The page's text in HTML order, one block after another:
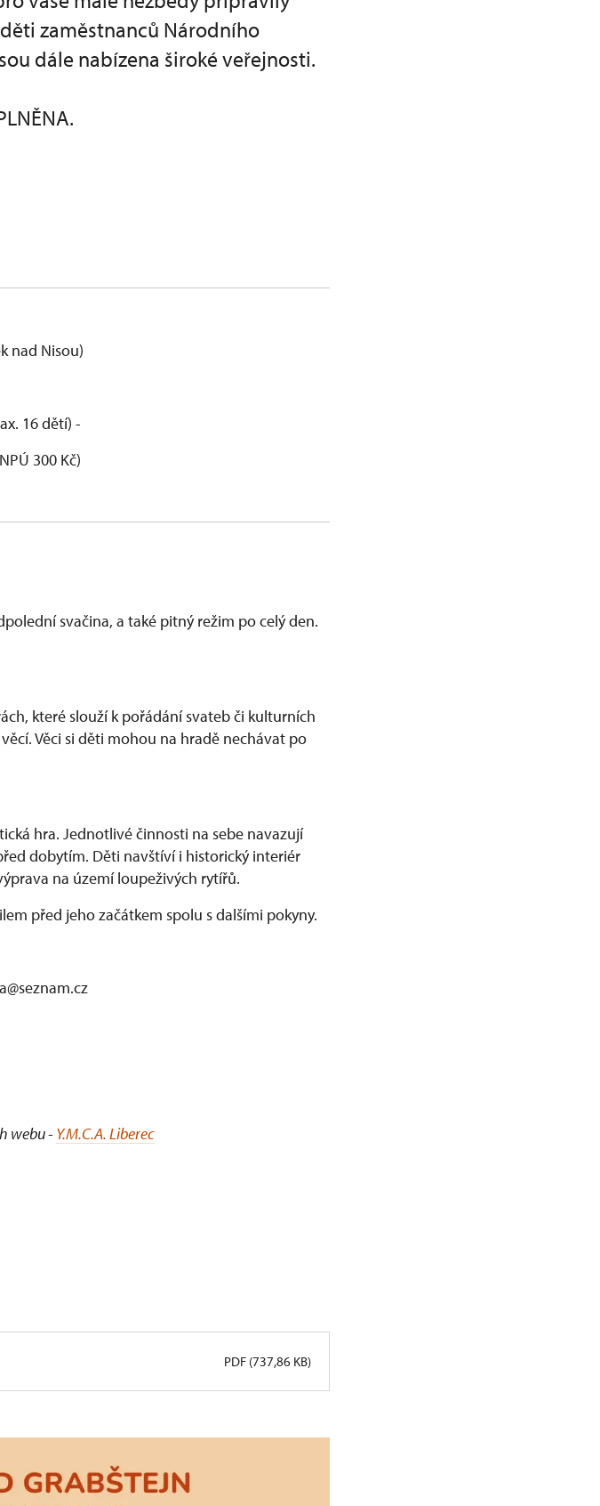
zaměstnanců Národního
dále nabízena široké veřejnosti.
nad Nisou)
16 dětí) -
300 Kč)
svačina, a také pitný režim po celý den.
které slouží k pořádání svateb či kulturních
Věci si děti mohou na hradě nechávat po
hra. Jednotlivé činnosti na sebe navazují
dobytím. Děti navštíví i historický interiér
na území loupeživých rytířů.
před jeho začátkem spolu s dalšími pokyny.
webu - Y.M.C.A. Liberec
PDF (737,86 KB)